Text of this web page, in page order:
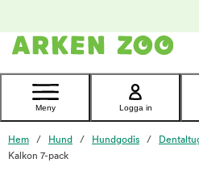
Kontakta
Meny Logga in
Hem Hund Hundgodis
Kalkon 7-pack